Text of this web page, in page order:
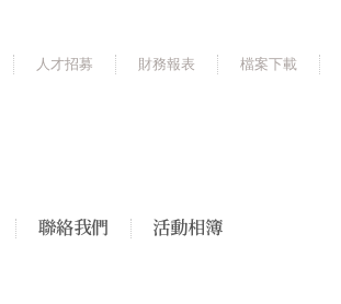
人才招募 財務報表 檔案下載